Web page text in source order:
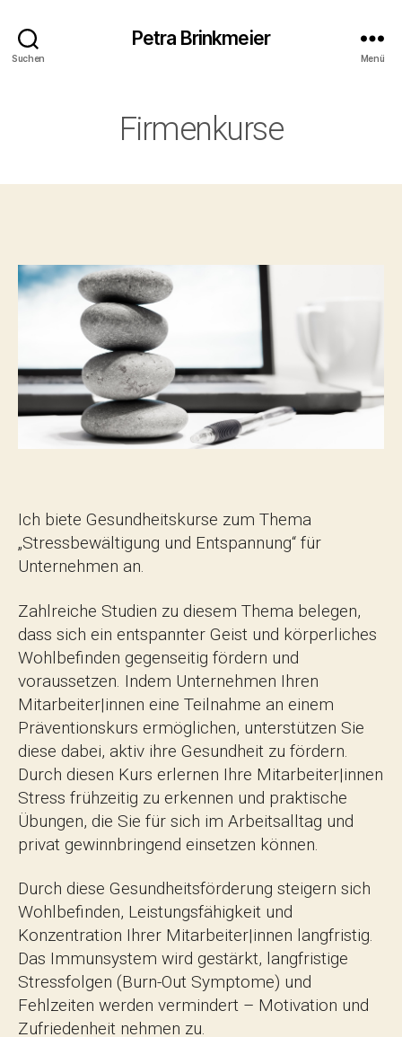
Suchen
Petra Brinkmeier
Menü
Firmenkurse
Ich biete Gesundheitskurse zum Thema
„Stressbewältigung und Entspannung“ für
Unternehmen an.
Zahlreiche Studien zu diesem Thema belegen,
dass sich ein entspannter Geist und körperliches
Wohlbefinden gegenseitig fördern und
voraussetzen. Indem Unternehmen Ihren
Mitarbeiter|innen eine Teilnahme an einem
Präventionskurs ermöglichen, unterstützen Sie
diese dabei, aktiv ihre Gesundheit zu fördern.
Durch diesen Kurs erlernen Ihre Mitarbeiter|innen
Stress frühzeitig zu erkennen und praktische
Übungen, die Sie für sich im Arbeitsalltag und
privat gewinnbringend einsetzen können.
Durch diese Gesundheitsförderung steigern sich
Wohlbefinden, Leistungsfähigkeit und
Konzentration Ihrer Mitarbeiter|innen langfristig.
Das Immunsystem wird gestärkt, langfristige
Stressfolgen (Burn-Out Symptome) und
Fehlzeiten werden vermindert – Motivation und
Zufriedenheit nehmen zu.